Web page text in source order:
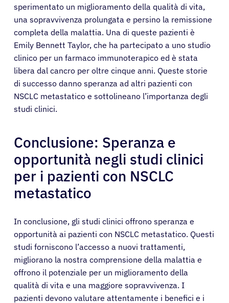
sperimentato un miglioramento della qualità di vita,
una sopravvivenza prolungata e persino la remissione
completa della malattia. Una di queste pazienti è
Emily Bennett Taylor, che ha partecipato a uno studio
clinico per un farmaco immunoterapico ed è stata
libera dal cancro per oltre cinque anni. Queste storie
di successo danno speranza ad altri pazienti con
NSCLC metastatico e sottolineano l’importanza degli
studi clinici.
Conclusione: Speranza e
opportunità negli studi clinici
per i pazienti con NSCLC
metastatico
In conclusione, gli studi clinici offrono speranza e
opportunità ai pazienti con NSCLC metastatico. Questi
studi forniscono l’accesso a nuovi trattamenti,
migliorano la nostra comprensione della malattia e
offrono il potenziale per un miglioramento della
qualità di vita e una maggiore sopravvivenza. I
pazienti devono valutare attentamente i benefici e i